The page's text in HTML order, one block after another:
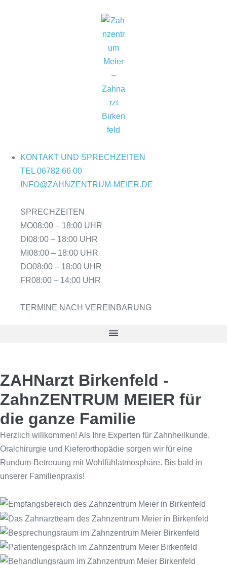
KONTAKT UND SPRECHZEITEN
TEL 06782 66 00
INFO@ZAHNZENTRUM-MEIER.DE
SPRECHZEITEN
MO08:00 – 18:00 UHR
DI 08:00 – 18:00 UHR
MI 08:00 – 18:00 UHR
DO08:00 – 18:00 UHR
FR08:00 – 14:00 UHR
TERMINE NACH VEREINBARUNG
ZAHNarzt Birkenfeld -
ZahnZENTRUM MEIER für
die ganze Familie
Herzlich willkommen! Als Ihre Experten für Zahnheilkunde,
Oralchirurgie und Kieferorthopädie sorgen wir für eine
Rundum-Betreuung mit Wohlfühlatmosphäre. Bis bald in
unserer Familienpraxis!